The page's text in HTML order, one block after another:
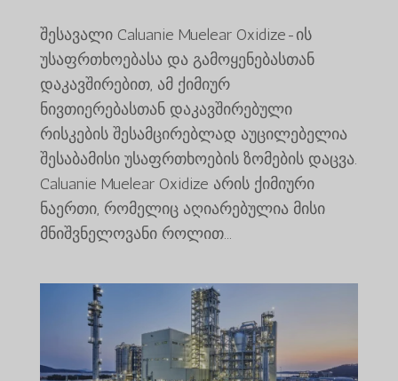
შესავალი Caluanie Muelear Oxidize-ის
უსაფრთხოებასა და გამოყენებასთან
დაკავშირებით, ამ ქიმიურ
ნივთიერებასთან დაკავშირებული
რისკების შესამცირებლად აუცილებელია
შესაბამისი უსაფრთხოების ზომების დაცვა.
Caluanie Muelear Oxidize არის ქიმიური
ნაერთი, რომელიც აღიარებულია მისი
მნიშვნელოვანი როლით...